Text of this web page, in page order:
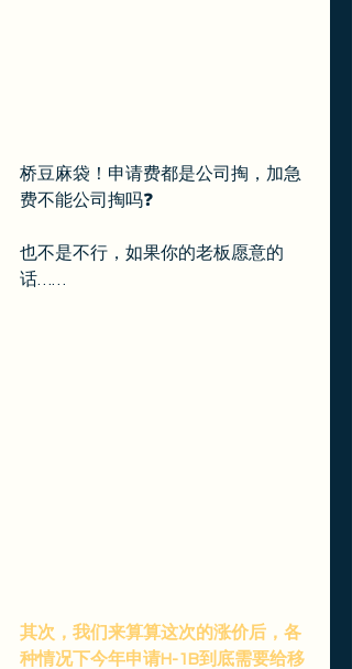
桥豆麻袋！申请费都是公司掏，加急
费不能公司掏吗❓
也不是不行，如果你的老板愿意的
话……
其次，我们来算算这次的涨价后，各
种情况下今年申请H-1B到底需要给移